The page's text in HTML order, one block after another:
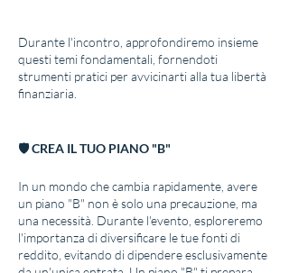
Durante l'incontro, approfondiremo insieme
questi temi fondamentali, fornendoti
strumenti pratici per avvicinarti alla tua libertà
finanziaria.
🛡 CREA IL TUO PIANO "B"
In un mondo che cambia rapidamente, avere
un piano "B" non è solo una precauzione, ma
una necessità. Durante l'evento, esploreremo
l'importanza di diversificare le tue fonti di
reddito, evitando di dipendere esclusivamente